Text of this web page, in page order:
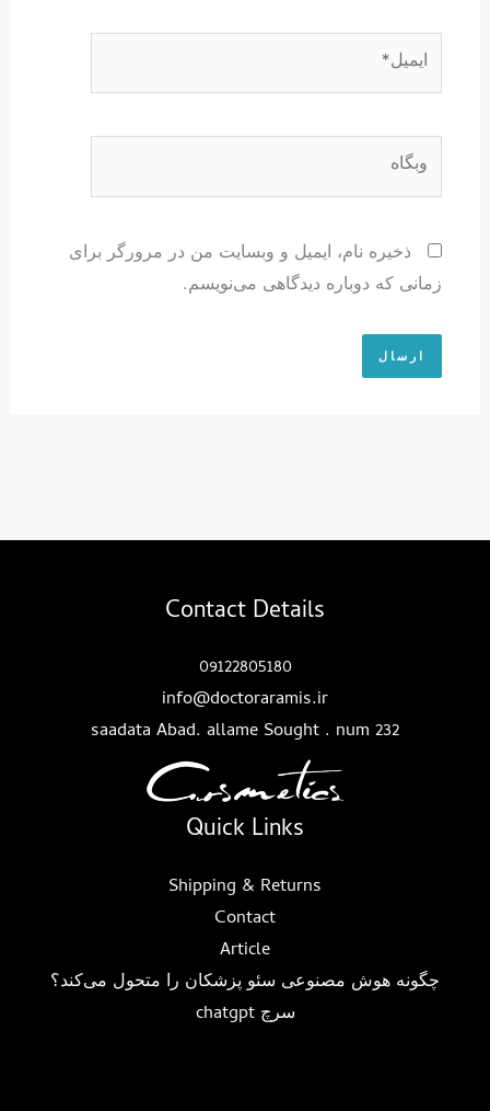
ایمیل*
وبگاه
ذخیره نام، ایمیل و وبسایت من در مرورگر برای
زمانی که دوباره دیدگاهی می‌نویسم.
Contact Details
09122805180
info@doctoraramis.ir
saadata Abad. allame Sought . num 232
Quick Links
Shipping & Returns
Contact
Article
چگونه هوش مصنوعی سئو پزشکان را متحول می‌کند؟
سرچ chatgpt